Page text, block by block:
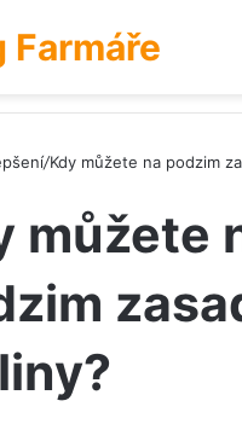
Farmáře
/Kdy můžete na podzim
můžete